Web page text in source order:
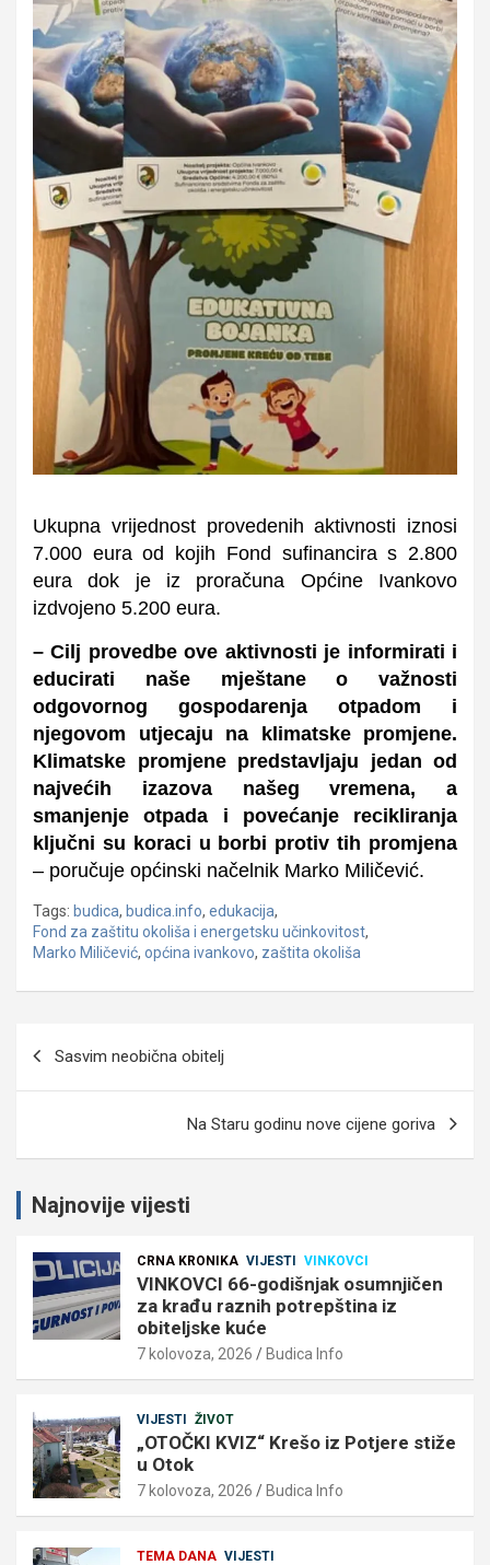
Ukupna vrijednost provedenih aktivnosti iznosi
7.000 eura od kojih Fond sufinancira s 2.800
eura dok je iz proračuna Općine Ivankovo
izdvojeno 5.200 eura.
– Cilj provedbe ove aktivnosti je informirati i
educirati naše mještane o važnosti
odgovornog gospodarenja otpadom i
njegovom utjecaju na klimatske promjene.
Klimatske promjene predstavljaju jedan od
najvećih izazova našeg vremena, a
smanjenje otpada i povećanje recikliranja
ključni su koraci u borbi protiv tih promjena
– poručuje općinski načelnik Marko Miličević.
Tags: budica, budica.info, edukacija,
Fond za zaštitu okoliša i energetsku učinkovitost,
Marko Miličević, općina ivankovo, zaštita okoliša
Sasvim neobična obitelj
Na Staru godinu nove cijene goriva
Najnovije vijesti
CRNA KRONIKA VIJESTI VINKOVCI
VINKOVCI 66-godišnjak osumnjičen
za krađu raznih potrepština iz
obiteljske kuće
7 kolovoza, 2026 Budica Info
VIJESTI ŽIVOT
„OTOČKI KVIZ“ Krešo iz Potjere stiže
u Otok
7 kolovoza, 2026 Budica Info
TEMA DANA VIJESTI